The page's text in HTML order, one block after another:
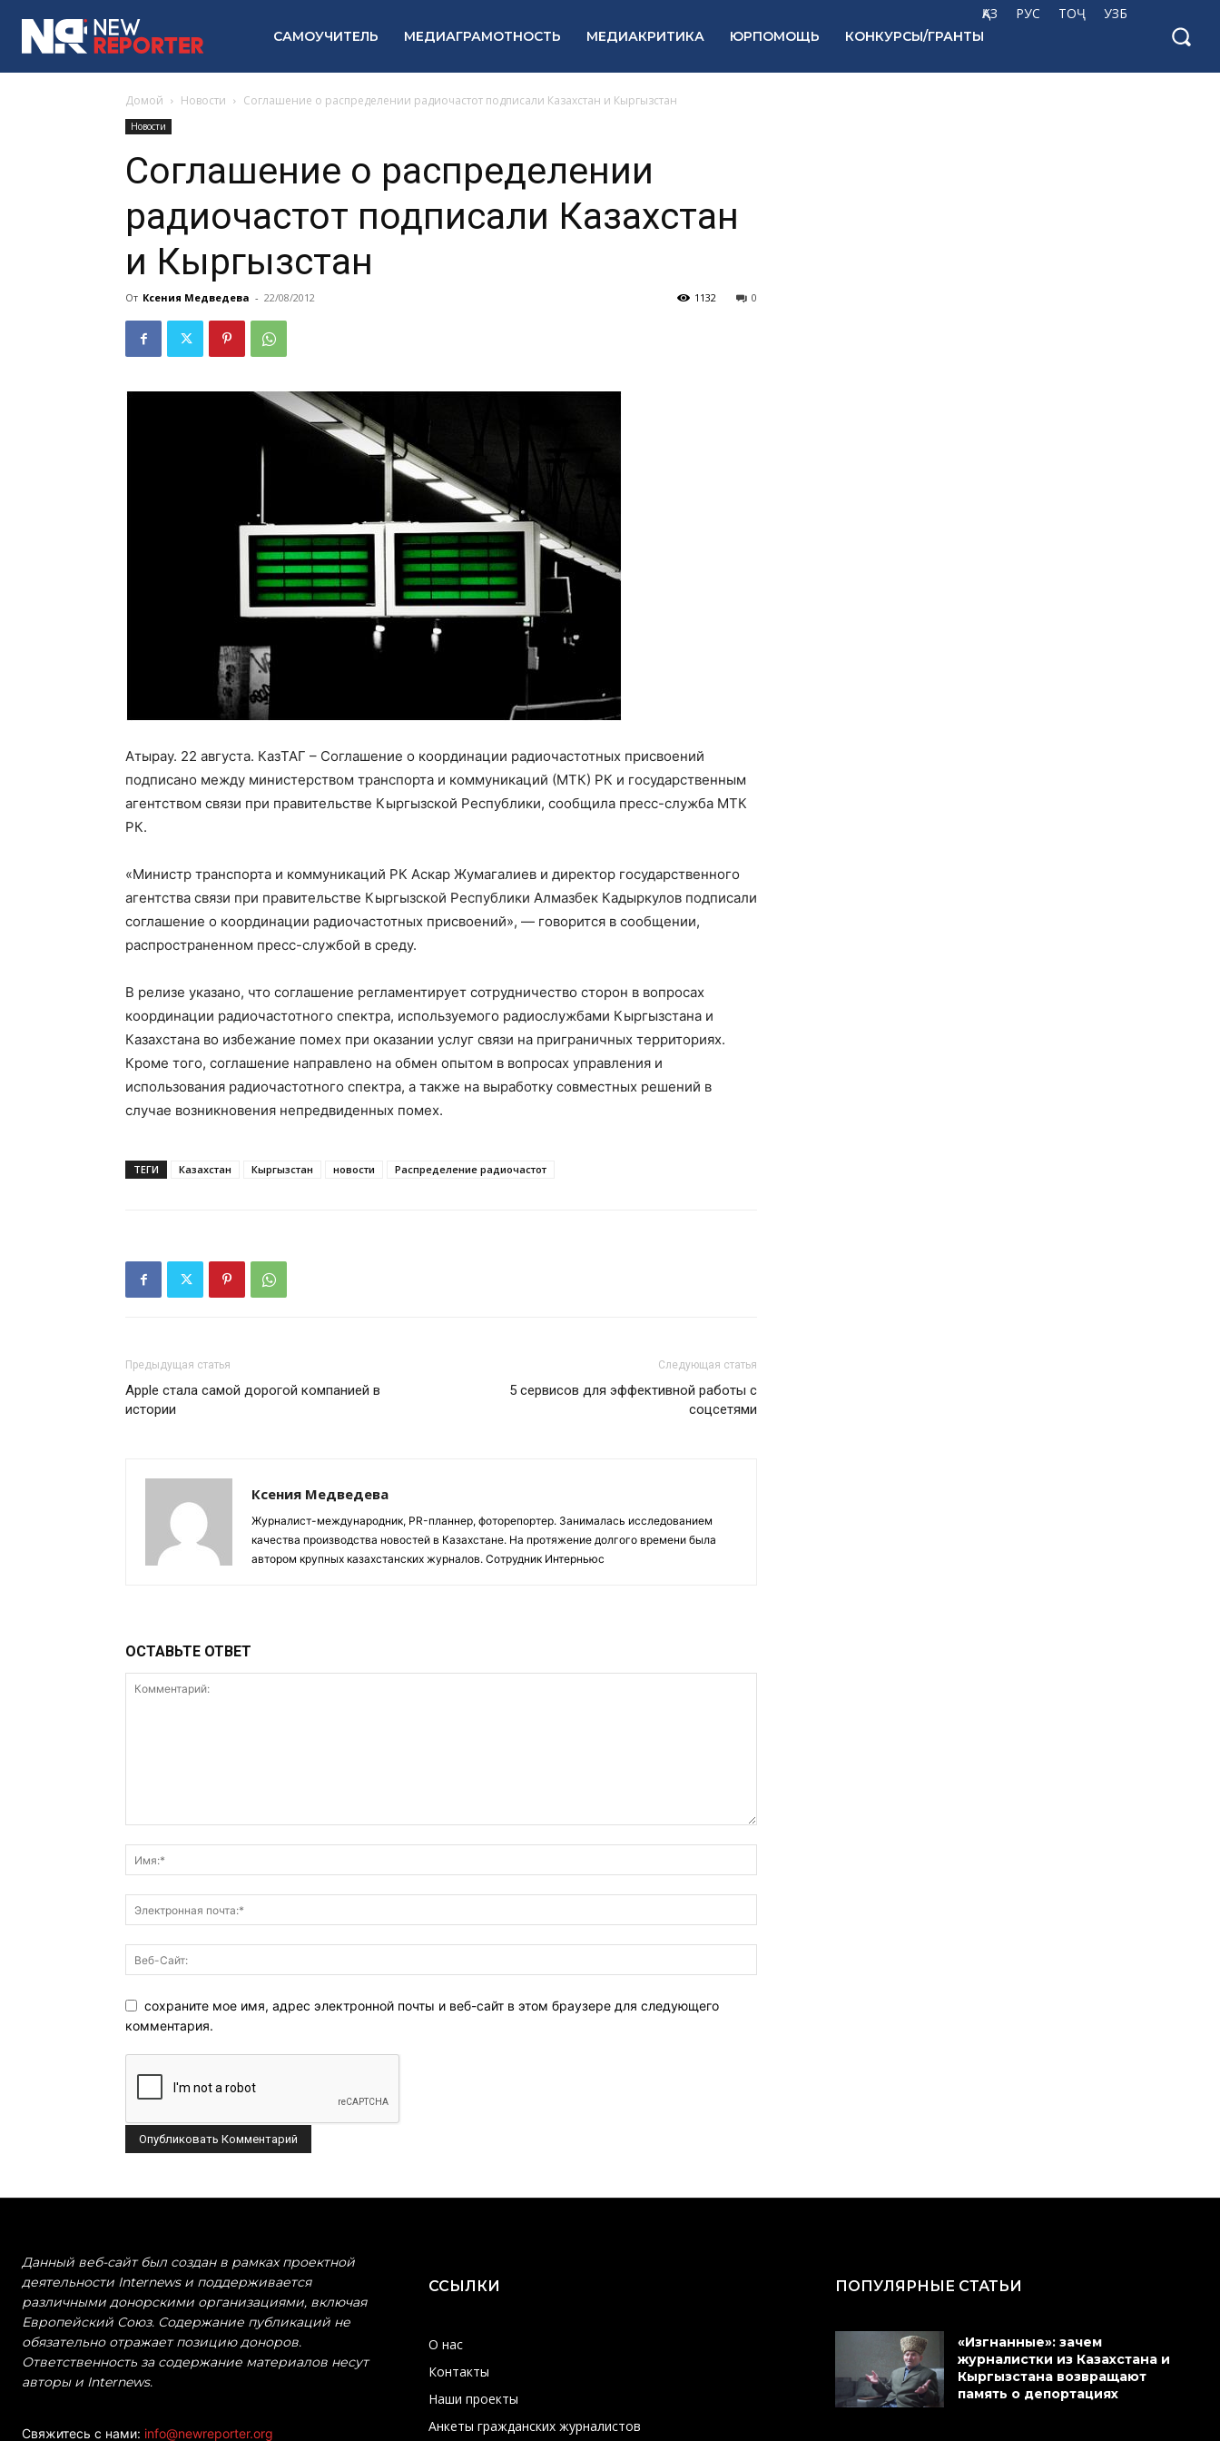
ҚАЗ РУС ТОҶ УЗБ
САМОУЧИТЕЛЬ МЕДИАГРАМОТНОСТЬ МЕДИАКРИТИКА ЮРПОМОЩЬ КОНКУРСЫ/ГРАНТЫ
Домой Новости Соглашение о распределении радиочастот подписали Казахстан и Кыргызстан
Новости
Соглашение о распределении
радиочастот подписали Казахстан
и Кыргызстан
От Ксения Медведева - 22/08/2012 0
1132
Атырау. 22 августа. КазТАГ – Соглашение о координации радиочастотных присвоений
подписано между министерством транспорта и коммуникаций (МТК) РК и государственным
агентством связи при правительстве Кыргызской Республики, сообщила пресс-служба МТК
РК.
«Министр транспорта и коммуникаций РК Аскар Жумагалиев и директор государственного
агентства связи при правительстве Кыргызской Республики Алмазбек Кадыркулов подписали
соглашение о координации радиочастотных присвоений», — говорится в сообщении,
распространенном пресс-службой в среду.
В релизе указано, что соглашение регламентирует сотрудничество сторон в вопросах
координации радиочастотного спектра, используемого радиослужбами Кыргызстана и
Казахстана во избежание помех при оказании услуг связи на приграничных территориях.
Кроме того, соглашение направлено на обмен опытом в вопросах управления и
использования радиочастотного спектра, а также на выработку совместных решений в
случае возникновения непредвиденных помех.
ТЕГИ Казахстан Кыргызстан новости Распределение радиочастот
Предыдущая статья
Apple стала самой дорогой компанией в
истории
Следующая статья
5 сервисов для эффективной работы с
соцсетями
Ксения Медведева
Журналист-международник, PR-планнер, фоторепортер. Занималась исследованием
качества производства новостей в Казахстане. На протяжение долгого времени была
автором крупных казахстанских журналов. Сотрудник Интерньюс
ОСТАВЬТЕ ОТВЕТ
сохраните мое имя, адрес электронной почты и веб-сайт в этом браузере для следующего
комментария.
Данный веб-сайт был создан в рамках проектной
деятельности Internews и поддерживается
различными донорскими организациями, включая
Европейский Союз. Содержание публикаций не
обязательно отражает позицию доноров.
Ответственность за содержание материалов несут
авторы и Internews.
Свяжитесь с нами: info@newreporter.org
ССЫЛКИ
О нас
Контакты
Наши проекты
Анкеты гражданских журналистов
ПОПУЛЯРНЫЕ СТАТЬИ
«Изгнанные»: зачем
журналистки из Казахстана и
Кыргызстана возвращают
память о депортациях